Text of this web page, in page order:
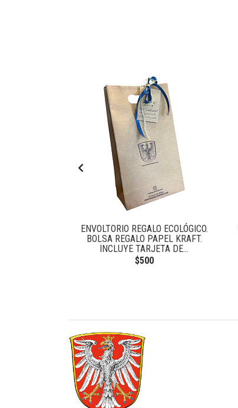
ENVOLTORIO REGALO ECOLÓGICO.
BOLSA REGALO PAPEL KRAFT.
INCLUYE TARJETA DE...
$500